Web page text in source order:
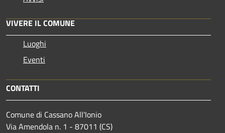
VIVERE IL COMUNE
Luoghi
Eventi
CONTATTI
Comune di Cassano All'Ionio
Via Amendola n. 1 - 87011 (CS)